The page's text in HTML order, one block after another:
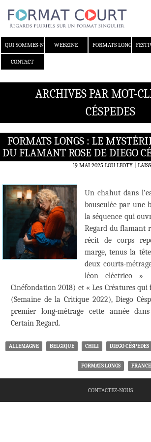
QUI SOMMES-NOUS ?WEBZINE FORMATS LONGS
CONTACT
ARCHIVES PAR MOT-
CÉSPEDES
FORMATS LONGS : LE
DU FLAMANT ROSE DE DIEGO
19 MAI 2025 LOU LEOTY
Un chahut dans
bousculée par une
la séquence qui
Regard du flamant
récit de corps
marge, tenus la
deux courts-
léon eléctrico
Cinéfondation 2018) et « Les Créatures
(Semaine de la Critique 2022), Diego
premier long-métrage cette année
Certain Regard.
ALLEMAGNE BELGIQUE CHILI DIEGO CÉSPEDES
FORMATS LONGS FRANCE
CONTACTEZ-NOUS